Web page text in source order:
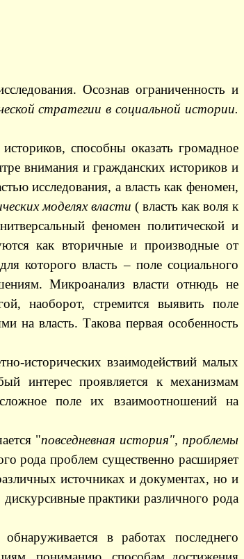
Осознав ограниченность и
стратегии в социальной истории.
способны оказать громадное
внимания и гражданских историков и
исследования, а власть как феномен,
моделях власти ( власть как воля к
феномен политической и
как вторичные и производные от
которого власть – поле социального
Микроанализ власти отнюдь не
наоборот, стремится выявить поле
на власть. Такова первая особенность
исторических взаимодействий малых
интерес проявляется к механизмам
поле их взаимоотношений на
"повседневная история", проблемы
рода проблем существенно расширяет
источниках и документах, но и
практики различного рода
в работах последнего